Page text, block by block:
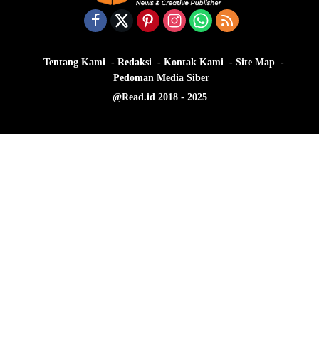
Tentang Kami Redaksi Kontak Kami
Site Map
Pedoman Media Siber
@Read.id 2018 - 2025